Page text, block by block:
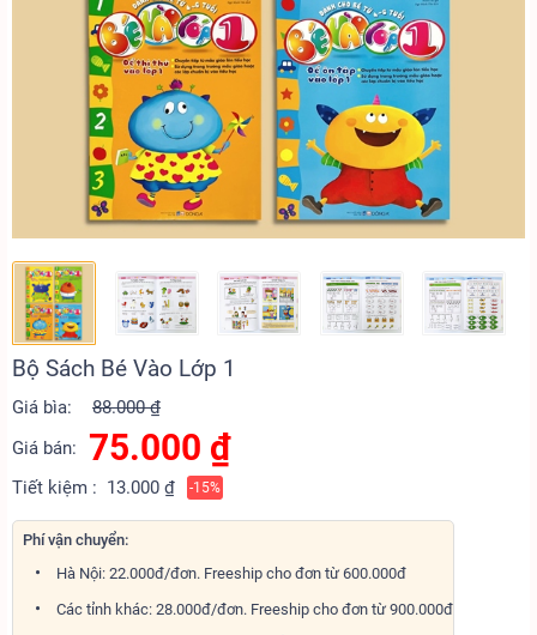
Bộ Sách Bé Vào Lớp 1
Giá bìa:
88.000 ₫
Giá bán:
75.000 ₫
Tiết kiệm : 13.000 ₫ -15%
Phí vận chuyển:
Hà Nội: 22.000đ/đơn. Freeship cho đơn từ 600.000đ
Các tỉnh khác: 28.000đ/đơn. Freeship cho đơn từ 900.000đ